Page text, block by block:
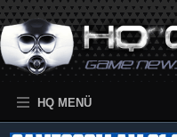
HQ MENÜ